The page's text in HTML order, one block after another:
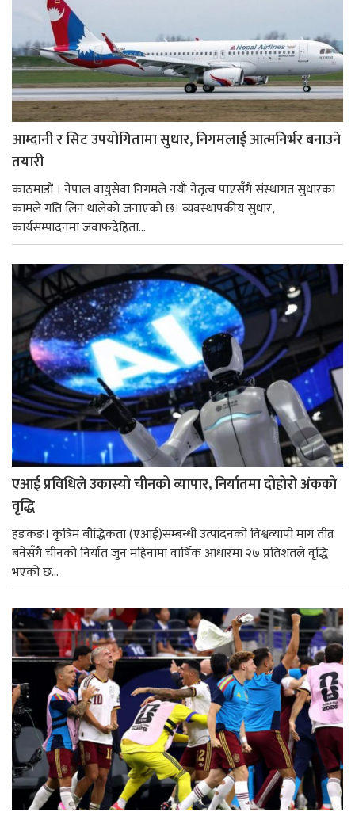
आम्दानी र सिट उपयोगितामा सुधार, निगमलाई आत्मनिर्भर बनाउने
तयारी
काठमाडाैं । नेपाल वायुसेवा निगमले नयाँ नेतृत्व पाएसँगै संस्थागत सुधारका
कामले गति लिन थालेको जनाएको छ। व्यवस्थापकीय सुधार,
कार्यसम्पादनमा जवाफदेहिता...
एआई प्रविधिले उकास्यो चीनको व्यापार, निर्यातमा दोहोरो अंकको
वृद्धि
हङकङ। कृत्रिम बौद्धिकता (एआई)सम्बन्धी उत्पादनको विश्वव्यापी माग तीव्र
बनेसँगै चीनको निर्यात जुन महिनामा वार्षिक आधारमा २७ प्रतिशतले वृद्धि
भएको छ...